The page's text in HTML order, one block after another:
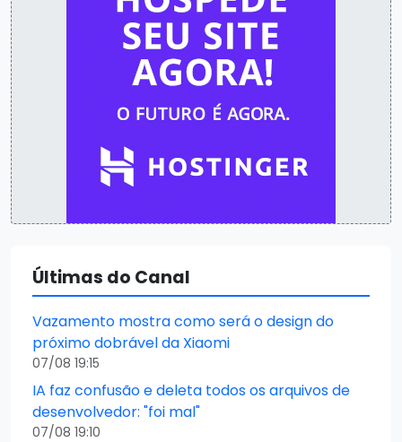
Últimas do Canal
Vazamento mostra como será o design do
próximo dobrável da Xiaomi
07/08 19:15
IA faz confusão e deleta todos os arquivos de
desenvolvedor: "foi mal"
07/08 19:10